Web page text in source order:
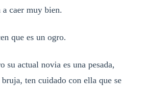
caer muy bien.
que es un ogro.
actual novia es una pesada,
ten cuidado con ella que se